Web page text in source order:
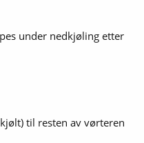
under nedkjøling etter
til resten av vørteren